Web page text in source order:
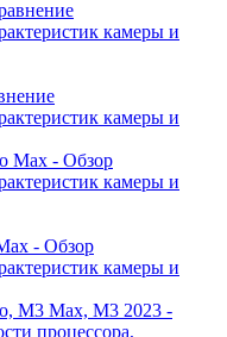
камеры и
- Обзор
камеры и